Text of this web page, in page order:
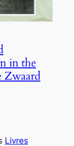
in the
Zwaard
Livres